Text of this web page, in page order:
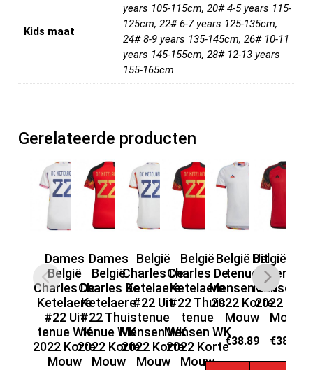
Kids maat
years 105-115cm, 20# 4-5 years 115-
125cm, 22# 6-7 years 125-135cm,
24# 8-9 years 135-145cm, 26# 10-11
years 145-155cm, 28# 12-13 years
155-165cm
Gerelateerde producten
Dames
België
Charles De
Ketelaere
#22 Uit
tenue WK
2022 Korte
Mouw
Dames
België
Charles De
Ketelaere
#22 Thuis
tenue WK
2022 Korte
Mouw
België
Charles De
Ketelaere
#22 Uit
tenue
Mensen WK
2022 Korte
Mouw
België
Charles De
Ketelaere
#22 Thuis
tenue
Mensen WK
2022 Korte
Mouw
België Uit
tenue
Mensen WK
2022 Korte
Mouw
€38.89
België
tenue
Mensen
2022
Mouw
€38.89